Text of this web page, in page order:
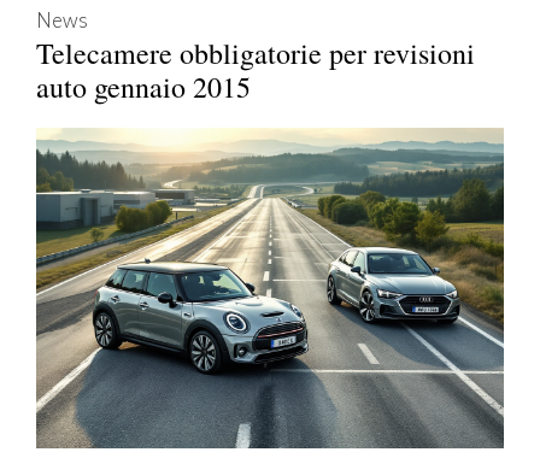
News
Telecamere obbligatorie per revisioni
auto gennaio 2015